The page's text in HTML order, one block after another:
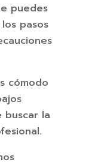
puedes
pasos
cómodo
buscar la